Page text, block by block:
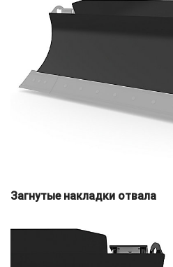
Загнутые накладки отвала